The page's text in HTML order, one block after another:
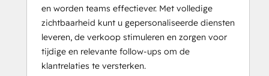
en worden teams effectiever. Met volledige
zichtbaarheid kunt u gepersonaliseerde diensten
leveren, de verkoop stimuleren en zorgen voor
tijdige en relevante follow-ups om de
klantrelaties te versterken.